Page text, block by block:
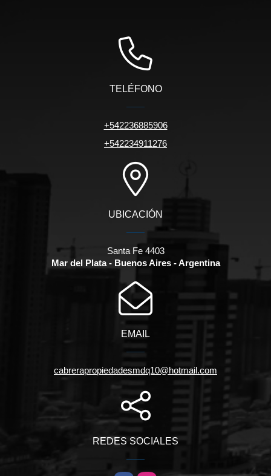
TELÉFONO
+542236885906
+542234911276
UBICACIÓN
Santa Fe 4403
Mar del Plata - Buenos Aires - Argentina
EMAIL
cabrerapropiedadesmdq10@hotmail.com
REDES SOCIALES